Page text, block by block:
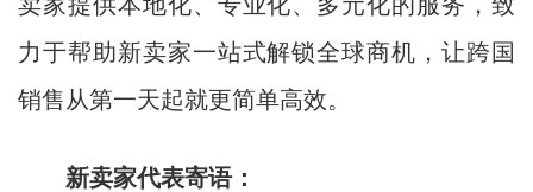
力于帮助新卖家一站式解锁全球商机，让跨国
销售从第一天起就更简单高效。
新卖家代表寄语：